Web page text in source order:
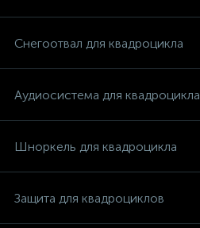
Снегоотвал для квадроцикла
Аудиосистема для квадроцикла
Шноркель для квадроцикла
Защита для квадроциклов